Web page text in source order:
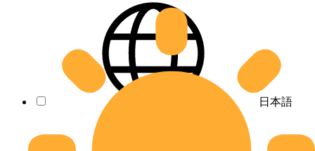
日本語